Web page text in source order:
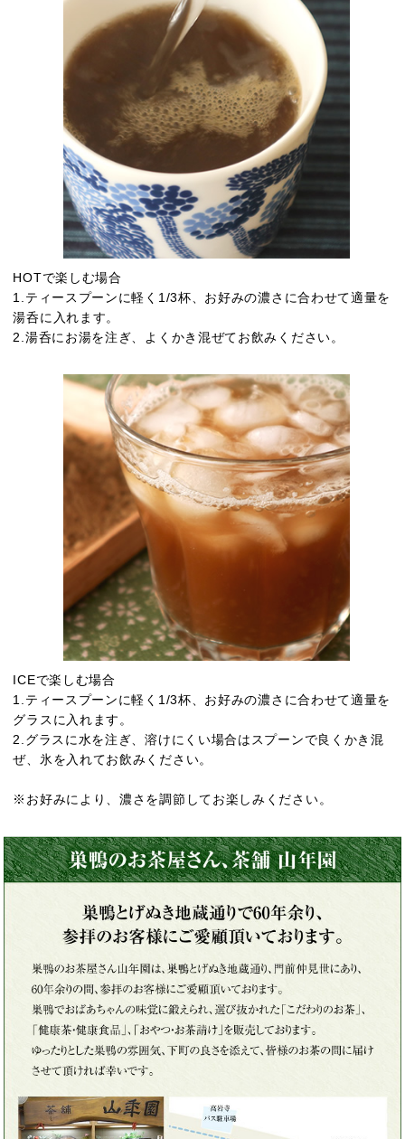
HOTで楽しむ場合
1.ティースプーンに軽く1/3杯、お好みの濃さに合わせて適量を
湯呑に入れます。
2.湯呑にお湯を注ぎ、よくかき混ぜてお飲みください。
ICEで楽しむ場合
1.ティースプーンに軽く1/3杯、お好みの濃さに合わせて適量を
グラスに入れます。
2.グラスに水を注ぎ、溶けにくい場合はスプーンで良くかき混
ぜ、氷を入れてお飲みください。
※お好みにより、濃さを調節してお楽しみください。